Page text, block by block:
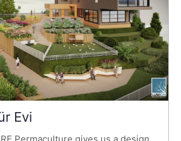
Evi